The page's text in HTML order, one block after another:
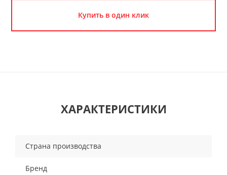
Купить в один клик
ХАРАКТЕРИСТИКИ
Страна производства
Бренд